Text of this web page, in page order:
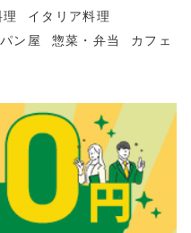
イタリア料理
パン屋 惣菜・弁当
カフェ